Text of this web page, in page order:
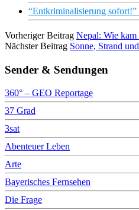
“Entkriminalisierung
Vorheriger Beitrag Nepal: Wie kam
Nächster Beitrag Sonne, Strand
Sender & Sendungen
360° – GEO Reportage
37 Grad
3sat
Abenteuer Leben
Arte
Bayerisches Fernsehen
Die Frage